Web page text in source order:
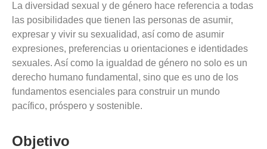
La diversidad sexual y de género hace referencia a todas
las posibilidades que tienen las personas de asumir,
expresar y vivir su sexualidad, así como de asumir
expresiones, preferencias u orientaciones e identidades
sexuales. Así como la igualdad de género no solo es un
derecho humano fundamental, sino que es uno de los
fundamentos esenciales para construir un mundo
pacífico, próspero y sostenible.
Objetivo